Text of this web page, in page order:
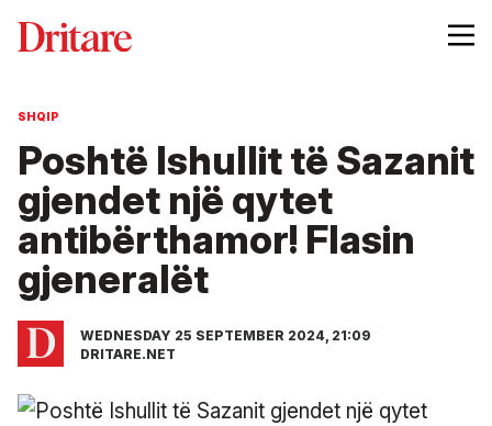
SHQIP
Poshtë Ishullit të Sazanit
gjendet një qytet
antibërthamor! Flasin
gjeneralët
WEDNESDAY 25 SEPTEMBER 2024, 21:09
DRITARE.NET